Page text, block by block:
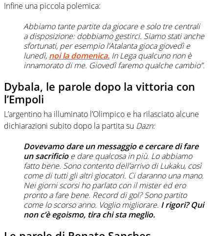
Infine una piccola polemica:
Abbiamo tante partite da giocare e solo tre centrali
a disposizione: dobbiamo gestirci. Siamo stati anche
sfortunati, per esempio l’Atalanta gioca giovedì e
lunedì, noi la domenica. In Lega qualcuno non è
innamorato di me. Giovedì faremo qualche cambio”.
Dybala, le parole dopo la vittoria con
l’Empoli
L’argentino ha illuminato l’Olimpico e ha rilasciato alcune
dichiarazioni subito dopo la partita su Dazn:
Dovevamo dare un messaggio e cercare di fare
un sacrificioe dare qualcosa in più. Lo abbiamo
fatto bene. Sono contento dell’arrivo di Lukaku, così
come di tutti gli altri giocatori. Ci daranno una mano.
Nei giorni scorsi ho parlato con il mister ed ero
pronto a fare bene. Record di gol? Sono partito
come lo scorso anno. Voglio migliorare. I rigori? Qui
non c’è egoismo, tira chi sta meglio.